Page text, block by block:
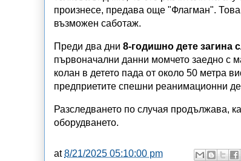
произнесе, предава още "Флагман".
възможен саботаж.
Преди два дни 8-годишно дете загина
първоначални данни момчето заедно с
колан в детето пада от около 50 метра
предприетите спешни реанимационни
Разследването по случая продължава,
оборудването.
at8/21/2025 05:10:00 pm